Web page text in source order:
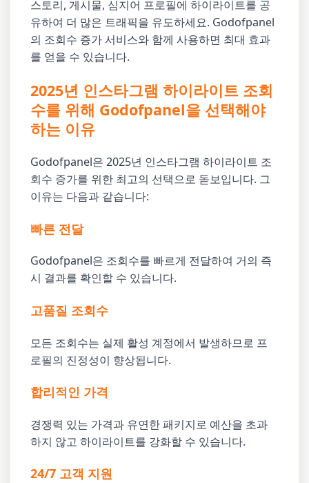
스토리, 게시물, 심지어 프로필에 하이라이트를 공
유하여 더 많은 트래픽을 유도하세요. Godofpanel
의 조회수 증가 서비스와 함께 사용하면 최대 효과
를 얻을 수 있습니다.
2025년 인스타그램 하이라이트 조회
수를 위해 Godofpanel을 선택해야
하는 이유
Godofpanel은 2025년 인스타그램 하이라이트 조
회수 증가를 위한 최고의 선택으로 돋보입니다. 그
이유는 다음과 같습니다:
빠른 전달
Godofpanel은 조회수를 빠르게 전달하여 거의 즉
시 결과를 확인할 수 있습니다.
고품질 조회수
모든 조회수는 실제 활성 계정에서 발생하므로 프
로필의 진정성이 향상됩니다.
합리적인 가격
경쟁력 있는 가격과 유연한 패키지로 예산을 초과
하지 않고 하이라이트를 강화할 수 있습니다.
24/7 고객 지원